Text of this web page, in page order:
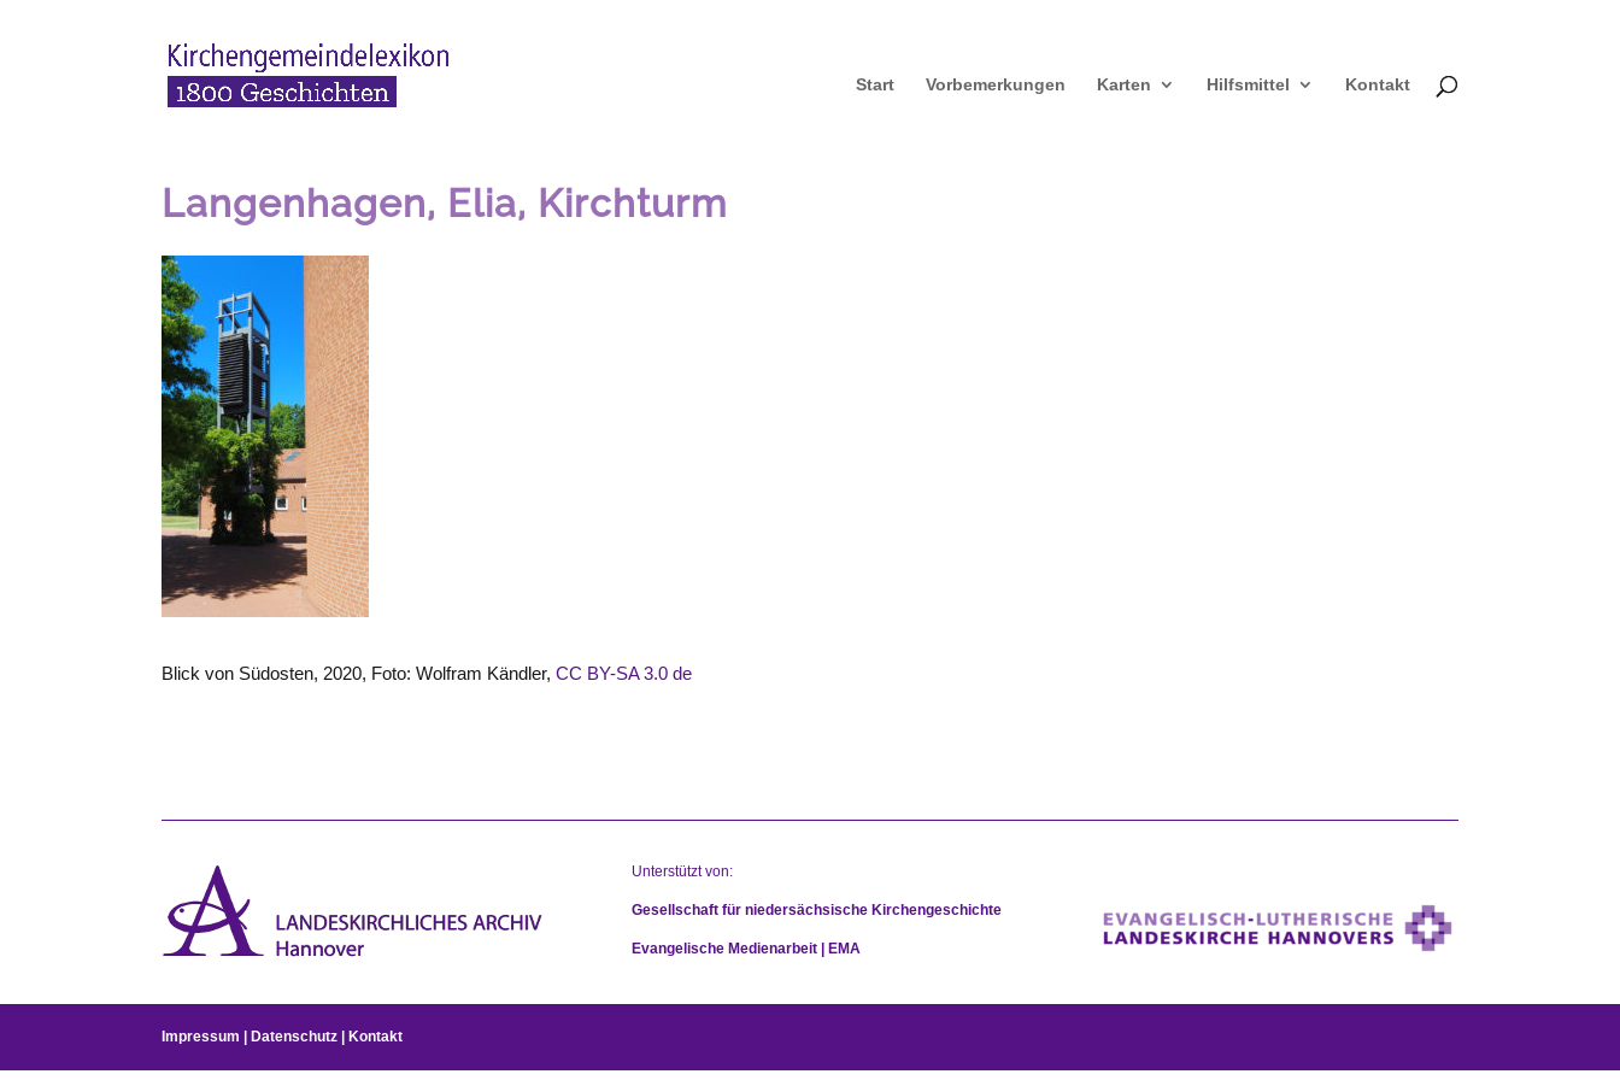
Start Vorbemerkungen Karten Hilfsmittel Kontakt
Langenhagen, Elia, Kirchturm
Blick von Südosten, 2020, Foto: Wolfram Kändler,CC BY-SA 3.0 de
Unterstützt von:
Gesellschaft für niedersächsische Kirchengeschichte
Evangelische Medienarbeit | EMA
Impressum Datenschutz Kontakt